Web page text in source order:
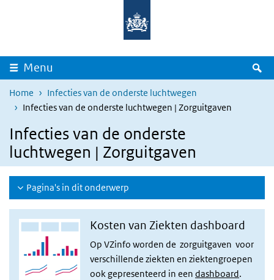
Overslaan en naar de inhoud gaan
Menu
Home
Infecties van de onderste luchtwegen
Infecties van de onderste luchtwegen | Zorguitgaven
Infecties van de onderste
luchtwegen | Zorguitgaven
Pagina's in dit onderwerp
Kosten van Ziekten dashboard
Op VZinfo worden de zorguitgaven voor
verschillende ziekten en ziektengroepen
ook gepresenteerd in een dashboard.